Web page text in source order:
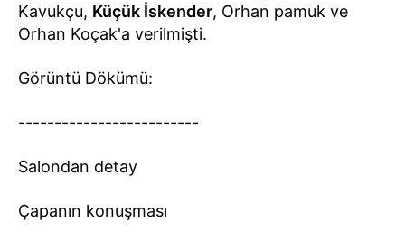
Kavukçu, Küçük İskender, Orhan pamuk ve
Orhan Koçak'a verilmişti.
Görüntü Dökümü:
-------------------------
Salondan detay
Çapanın konuşması